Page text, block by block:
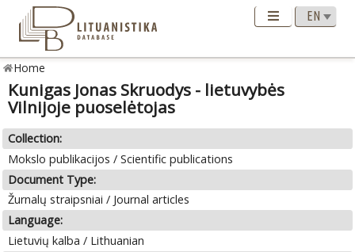
Home
Kunigas Jonas Skruodys - lietuvybės
Vilnijoje puoselėtojas
Collection:
Mokslo publikacijos / Scientific publications
Document Type:
Žurnalų straipsniai / Journal articles
Language:
Lietuvių kalba / Lithuanian